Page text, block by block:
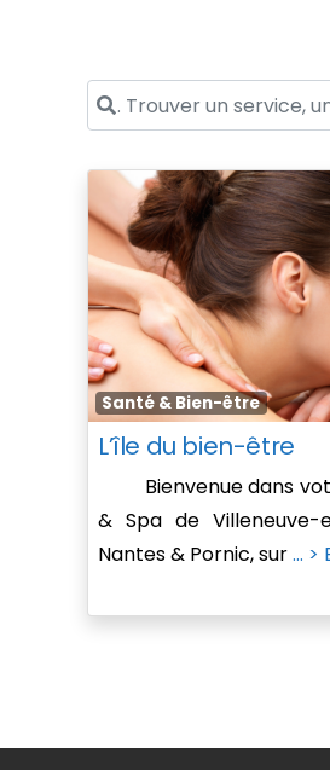
. Trouver un service, un
Santé & Bien-être
L’île du bien-être
Bienvenue dans
& Spa de Villeneuve-
Nantes & Pornic, sur... >